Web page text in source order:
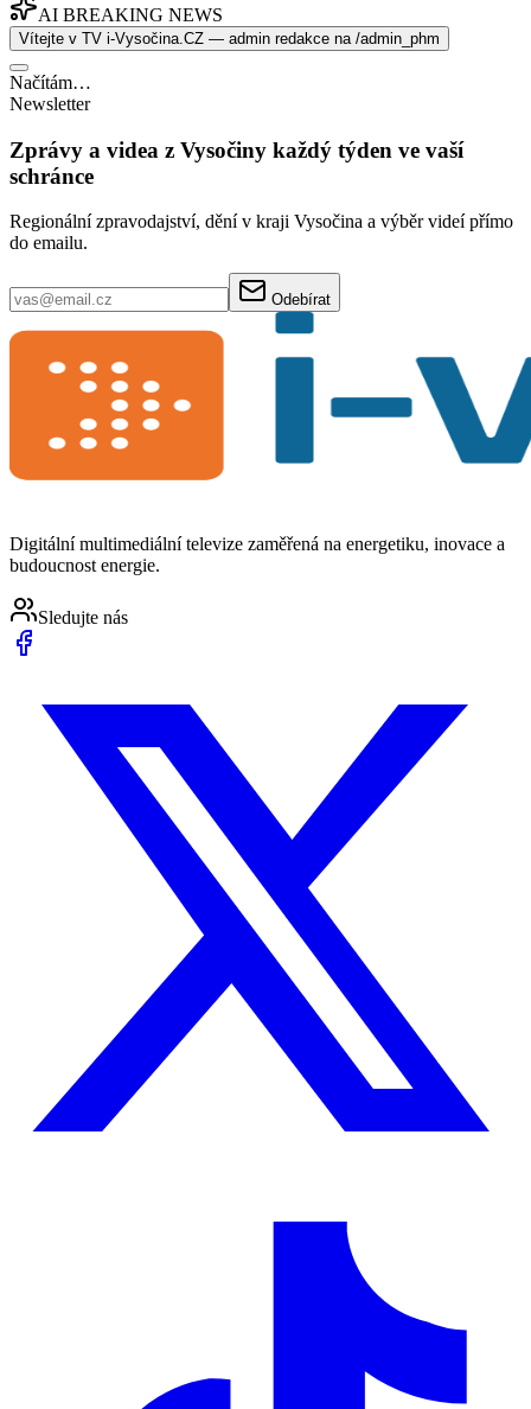
AI BREAKING NEWS
Vítejte v TV i-Vysočina.CZ — admin redakce na /admin_phm
Načítám…
Newsletter
Zprávy a videa z Vysočiny každý týden ve vaší
schránce
Regionální zpravodajství, dění v kraji Vysočina a výběr videí přímo
do emailu.
Odebírat
Digitální multimediální televize zaměřená na energetiku, inovace a
budoucnost energie.
Sledujte nás